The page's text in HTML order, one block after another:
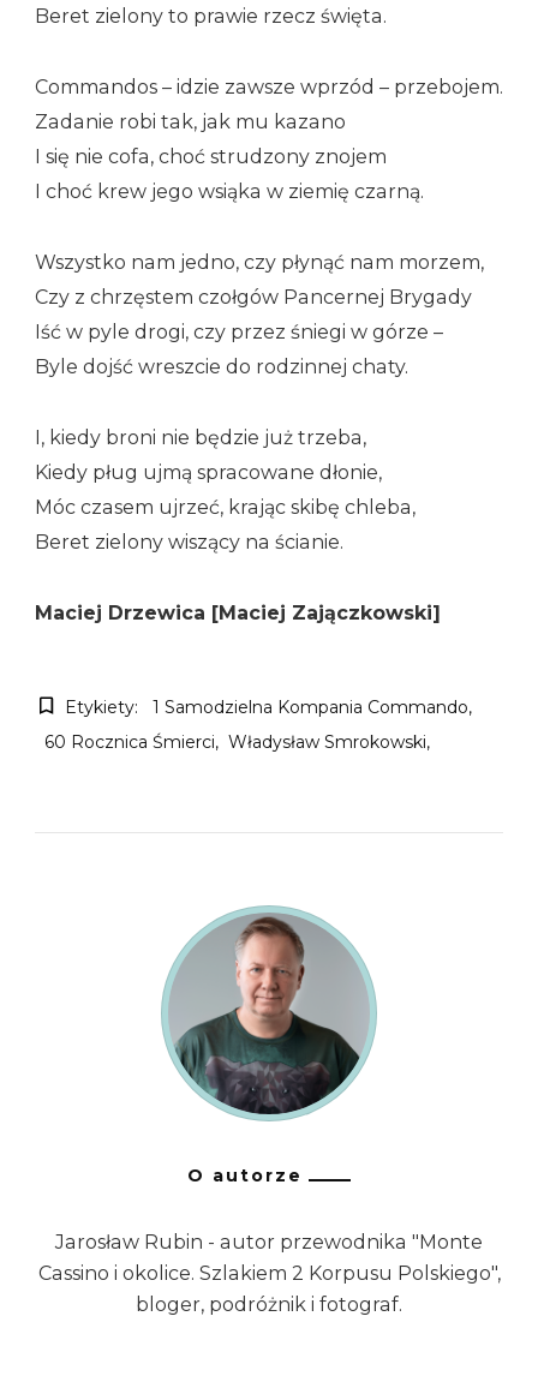
Beret zielony to prawie rzecz święta.
Commandos – idzie zawsze wprzód – przebojem.
Zadanie robi tak, jak mu kazano
I się nie cofa, choć strudzony znojem
I choć krew jego wsiąka w ziemię czarną.
Wszystko nam jedno, czy płynąć nam morzem,
Czy z chrzęstem czołgów Pancernej Brygady
Iść w pyle drogi, czy przez śniegi w górze –
Byle dojść wreszcie do rodzinnej chaty.
I, kiedy broni nie będzie już trzeba,
Kiedy pług ujmą spracowane dłonie,
Móc czasem ujrzeć, krając skibę chleba,
Beret zielony wiszący na ścianie.
Maciej Drzewica [Maciej Zajączkowski]
Etykiety:
1 Samodzielna Kompania Commando
60 Rocznica Śmierci
Władysław Smrokowski
O autorze
Jarosław Rubin - autor przewodnika "Monte
Cassino i okolice. Szlakiem 2 Korpusu Polskiego",
bloger, podróżnik i fotograf.